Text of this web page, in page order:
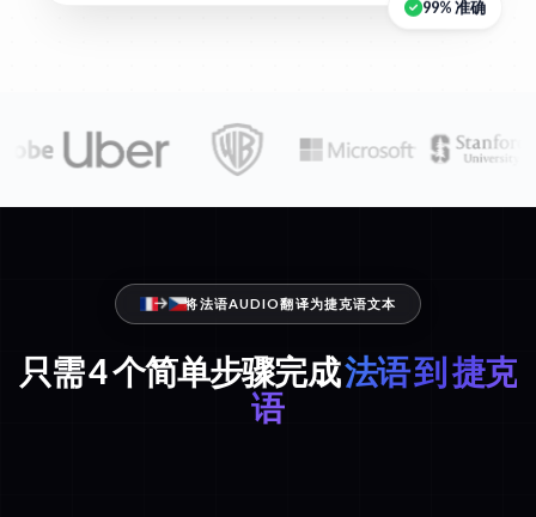
99% 准确
将法语AUDIO翻译为捷克语文本
只需 4 个简单步骤完成法语 到 捷克
语